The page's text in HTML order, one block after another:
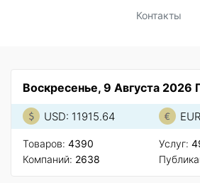
Контакты
Воскресенье, 9 Августа 2026
USD: 11915.64
Товаров: 4390
Компаний: 2638
Услуг: